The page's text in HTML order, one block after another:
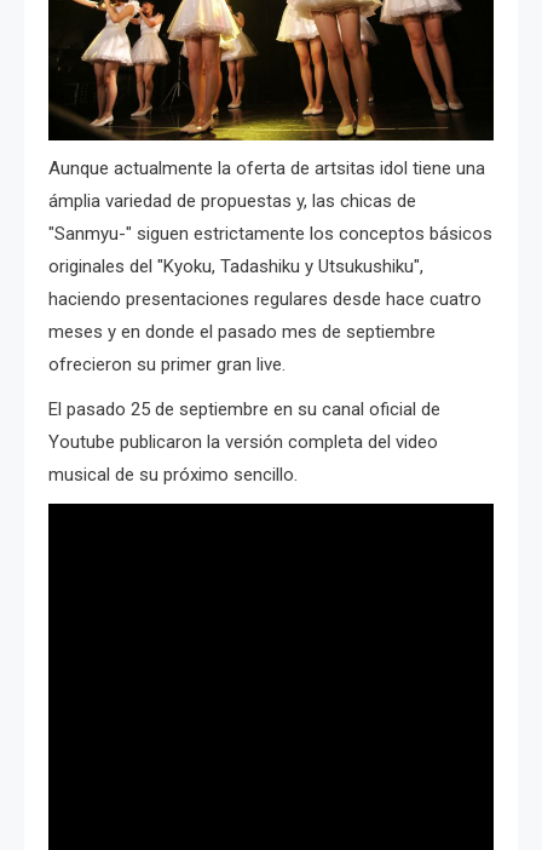
Aunque actualmente la oferta de artsitas idol tiene una
ámplia variedad de propuestas y, las chicas de
"Sanmyu-" siguen estrictamente los conceptos básicos
originales del "Kyoku, Tadashiku y Utsukushiku",
haciendo presentaciones regulares desde hace cuatro
meses y en donde el pasado mes de septiembre
ofrecieron su primer gran live.
El pasado 25 de septiembre en su canal oficial de
Youtube publicaron la versión completa del video
musical de su próximo sencillo.